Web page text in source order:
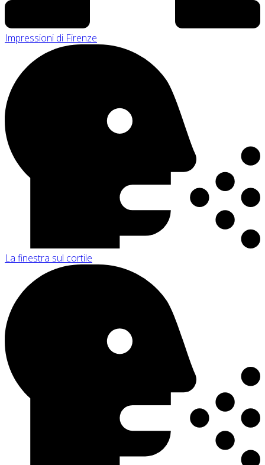
Impressioni di Firenze
La finestra sul cortile